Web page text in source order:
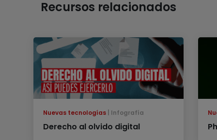
Recursos relacionados
Nuevas tecnologías Infografía
Derecho al olvido digital